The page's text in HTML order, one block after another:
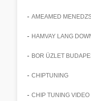
- AMEAMED
- HAMVAY LANG
- BOR ÜZLET
- CHIPTUNING
- CHIP TUNING VIDEO